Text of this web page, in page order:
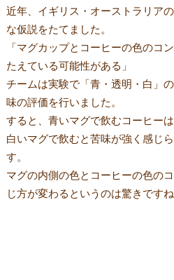
近年、イギリス・オーストラリア
な仮説をたてました。
「マグカップとコーヒーの色のコ
たえている可能性がある」
チームは実験で「青・透明・白」
味の評価を行いました。
すると、青いマグで飲むコーヒー
白いマグで飲むと苦味が強く感じ
す。
マグの内側の色とコーヒーの色の
じ方が変わるというのは驚きですね